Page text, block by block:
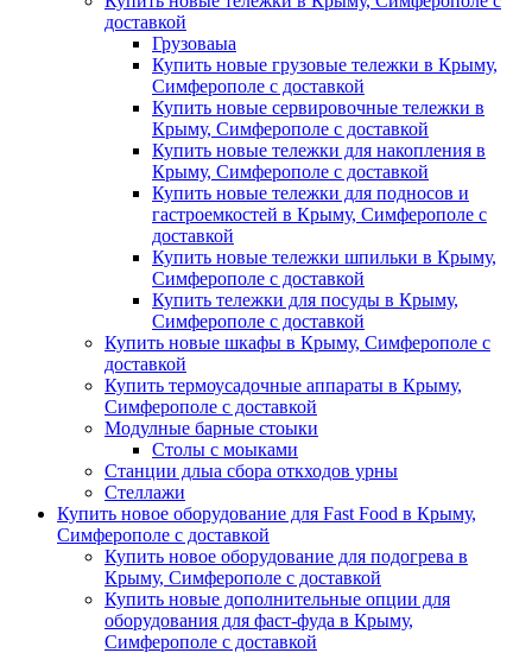
доставкой
Грузоваыа
Купить новые грузовые тележки в Крыму,
Симферополе с доставкой
Купить новые сервировочные тележки в
Крыму, Симферополе с доставкой
Купить новые тележки для накопления в
Крыму, Симферополе с доставкой
Купить новые тележки для подносов и
гастроемкостей в Крыму, Симферополе с
доставкой
Купить новые тележки шпильки в Крыму,
Симферополе с доставкой
Купить тележки для посуды в Крыму,
Симферополе с доставкой
Купить новые шкафы в Крыму, Симферополе с
доставкой
Купить термоусадочные аппараты в Крыму,
Симферополе с доставкой
Модулные барные стоыки
Столы с моыками
Станции длыа сбора откходов урны
Стеллажи
Купить новое оборудование для Fast Food в Крыму,
Симферополе с доставкой
Купить новое оборудование для подогрева в
Крыму, Симферополе с доставкой
Купить новые дополнительные опции для
оборудования для фаст-фуда в Крыму,
Симферополе с доставкой